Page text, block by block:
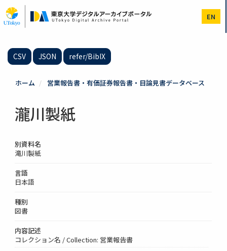
イ
ン
EN
CSV JSON refer/BibIX
ホーム 営業報告書・有価証券報告書・目論見書データベース
瀧川製紙
別資料名
滝川製紙
言語
日本語
種別
図書
内容記述
コレクション名 / Collection: 営業報告書